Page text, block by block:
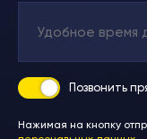
Позвонить
Нажимая на кнопку